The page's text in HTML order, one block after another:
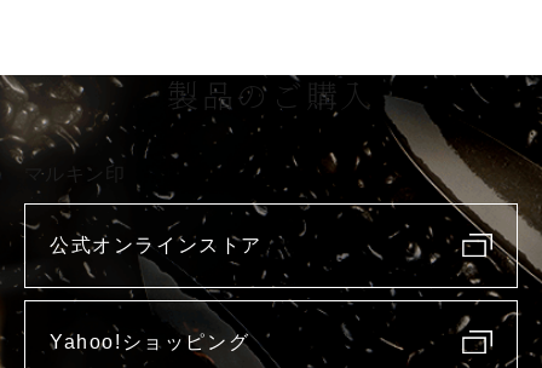
製品のご購入
マルキン印
公式オンラインストア
Yahoo!ショッピング